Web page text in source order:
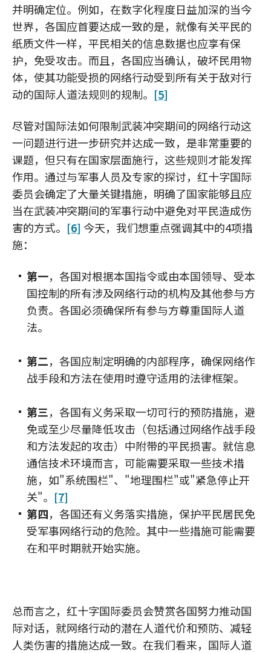
并明确定位。例如，在数字化程度日益加深的当今
世界，各国应首要达成一致的是，就像有关平民的
纸质文件一样，平民相关的信息数据也应享有保
护，免受攻击。而且，各国应当确认，破坏民用物
体，使其功能受损的网络行动受到所有关于敌对行
动的国际人道法规则的规制。 [5]
尽管对国际法如何限制武装冲突期间的网络行动这
一问题进行进一步研究并达成一致，是非常重要的
课题，但只有在国家层面施行，这些规则才能发挥
作用。通过与军事人员及专家的探讨，红十字国际
委员会确定了大量关键措施，明确了国家能够且应
当在武装冲突期间的军事行动中避免对平民造成伤
害的方式。 [6] 今天，我们想重点强调其中的4项措
施：
第一，各国对根据本国指令或由本国领导、受本
国控制的所有涉及网络行动的机构及其他参与方
负责。各国必须确保所有参与方尊重国际人道
法。
第二，各国应制定明确的内部程序，确保网络作
战手段和方法在使用时遵守适用的法律框架。
第三，各国有义务采取一切可行的预防措施，避
免或至少尽量降低攻击（包括通过网络作战手段
和方法发起的攻击）中附带的平民损害。就信息
通信技术环境而言，可能需要采取一些技术措
施，如"系统围栏"、"地理围栏"或"紧急停止开
关"。 [7]
第四，各国还有义务落实措施，保护平民居民免
受军事网络行动的危险。其中一些措施可能需要
在和平时期就开始实施。
总而言之，红十字国际委员会赞赏各国努力推动国
际对话，就网络行动的潜在人道代价和预防、减轻
人类伤害的措施达成一致。在我们看来，国际人道